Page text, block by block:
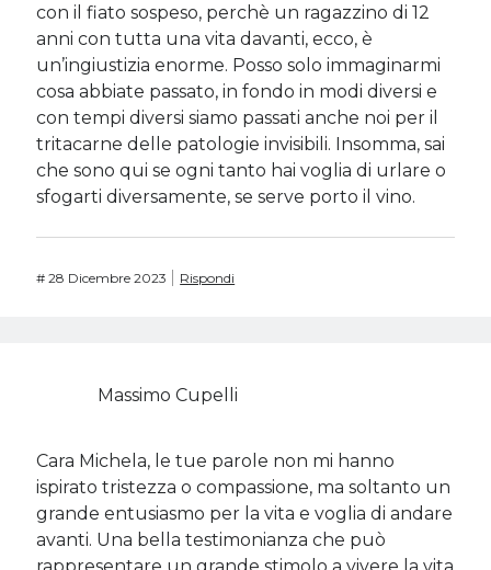
con il fiato sospeso, perchè un ragazzino di 12
anni con tutta una vita davanti, ecco, è
un’ingiustizia enorme. Posso solo immaginarmi
cosa abbiate passato, in fondo in modi diversi e
con tempi diversi siamo passati anche noi per il
tritacarne delle patologie invisibili. Insomma, sai
che sono qui se ogni tanto hai voglia di urlare o
sfogarti diversamente, se serve porto il vino.
#28 Dicembre 2023 Rispondi
Massimo Cupelli
Cara Michela, le tue parole non mi hanno
ispirato tristezza o compassione, ma soltanto un
grande entusiasmo per la vita e voglia di andare
avanti. Una bella testimonianza che può